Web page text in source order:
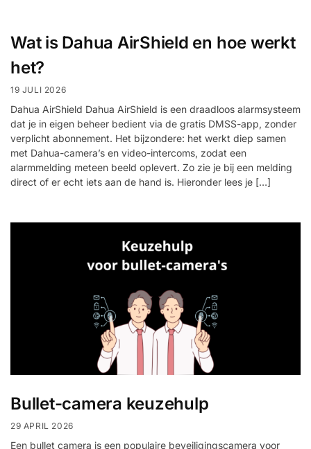
Wat is Dahua AirShield en hoe werkt
het?
19 JULI 2026
Dahua AirShield Dahua AirShield is een draadloos alarmsysteem
dat je in eigen beheer bedient via de gratis DMSS-app, zonder
verplicht abonnement. Het bijzondere: het werkt diep samen
met Dahua-camera’s en video-intercoms, zodat een
alarmmelding meteen beeld oplevert. Zo zie je bij een melding
direct of er echt iets aan de hand is. Hieronder lees je […]
Bullet-camera keuzehulp
29 APRIL 2026
Een bullet camera is een populaire beveiligingscamera voor